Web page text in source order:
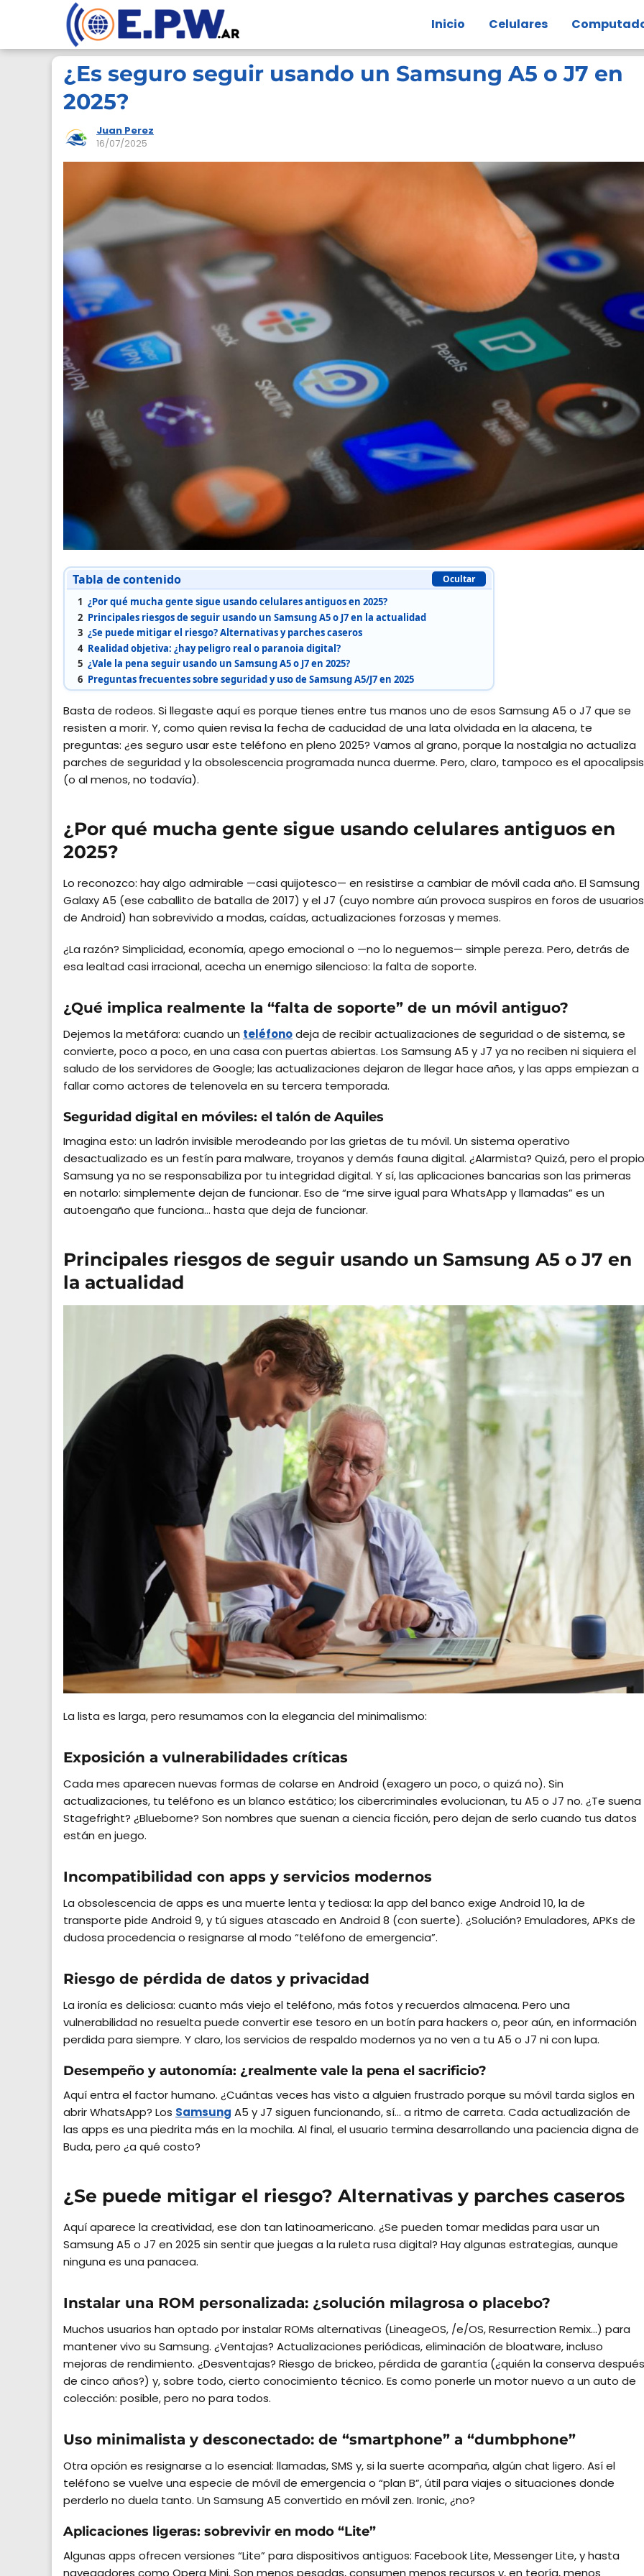
Inicio Celulares
¿Es seguro seguir usando un Samsung A5 o J7 en
2025?
Juan Perez
16/07/2025
Tabla de contenido Ocultar
1 ¿Por qué mucha gente sigue usando celulares antiguos en 2025?
2 Principales riesgos de seguir usando un Samsung A5 o J7 en la actualidad
3 ¿Se puede mitigar el riesgo? Alternativas y parches caseros
4 Realidad objetiva: ¿hay peligro real o paranoia digital?
5 ¿Vale la pena seguir usando un Samsung A5 o J7 en 2025?
6 Preguntas frecuentes sobre seguridad y uso de Samsung A5/J7 en 2025
Basta de rodeos. Si llegaste aquí es porque tienes entre tus manos uno de esos Samsung A5 o J7 que se
resisten a morir. Y, como quien revisa la fecha de caducidad de una lata olvidada en la alacena, te
preguntas: ¿es seguro usar este teléfono en pleno 2025? Vamos al grano, porque la nostalgia no actualiza
parches de seguridad y la obsolescencia programada nunca duerme. Pero, claro, tampoco es el apocalipsis
(o al menos, no todavía).
¿Por qué mucha gente sigue usando celulares antiguos en
2025?
Lo reconozco: hay algo admirable —casi quijotesco— en resistirse a cambiar de móvil cada año. El Samsung
Galaxy A5 (ese caballito de batalla de 2017) y el J7 (cuyo nombre aún provoca suspiros en foros de usuarios
de Android) han sobrevivido a modas, caídas, actualizaciones forzosas y memes.
¿La razón? Simplicidad, economía, apego emocional o —no lo neguemos— simple pereza. Pero, detrás de
esa lealtad casi irracional, acecha un enemigo silencioso: la falta de soporte.
¿Qué implica realmente la “falta de soporte” de un móvil antiguo?
Dejemos la metáfora: cuando un teléfonodeja de recibir actualizaciones de seguridad o de sistema, se
convierte, poco a poco, en una casa con puertas abiertas. Los Samsung A5 y J7 ya no reciben ni siquiera el
saludo de los servidores de Google; las actualizaciones dejaron de llegar hace años, y las apps empiezan a
fallar como actores de telenovela en su tercera temporada.
Seguridad digital en móviles: el talón de Aquiles
Imagina esto: un ladrón invisible merodeando por las grietas de tu móvil. Un sistema operativo
desactualizado es un festín para malware, troyanos y demás fauna digital. ¿Alarmista? Quizá, pero el propio
Samsung ya no se responsabiliza por tu integridad digital. Y sí, las aplicaciones bancarias son las primeras
en notarlo: simplemente dejan de funcionar. Eso de “me sirve igual para WhatsApp y llamadas” es un
autoengaño que funciona… hasta que deja de funcionar.
Principales riesgos de seguir usando un Samsung A5 o J7 en
la actualidad
La lista es larga, pero resumamos con la elegancia del minimalismo:
Exposición a vulnerabilidades críticas
Cada mes aparecen nuevas formas de colarse en Android (exagero un poco, o quizá no). Sin
actualizaciones, tu teléfono es un blanco estático; los cibercriminales evolucionan, tu A5 o J7 no. ¿Te suena
Stagefright? ¿Blueborne? Son nombres que suenan a ciencia ficción, pero dejan de serlo cuando tus datos
están en juego.
Incompatibilidad con apps y servicios modernos
La obsolescencia de apps es una muerte lenta y tediosa: la app del banco exige Android 10, la de
transporte pide Android 9, y tú sigues atascado en Android 8 (con suerte). ¿Solución? Emuladores, APKs de
dudosa procedencia o resignarse al modo “teléfono de emergencia”.
Riesgo de pérdida de datos y privacidad
La ironía es deliciosa: cuanto más viejo el teléfono, más fotos y recuerdos almacena. Pero una
vulnerabilidad no resuelta puede convertir ese tesoro en un botín para hackers o, peor aún, en información
perdida para siempre. Y claro, los servicios de respaldo modernos ya no ven a tu A5 o J7 ni con lupa.
Desempeño y autonomía: ¿realmente vale la pena el sacrificio?
Aquí entra el factor humano. ¿Cuántas veces has visto a alguien frustrado porque su móvil tarda siglos en
abrir WhatsApp? Los Samsung A5 y J7 siguen funcionando, sí… a ritmo de carreta. Cada actualización de
las apps es una piedrita más en la mochila. Al final, el usuario termina desarrollando una paciencia digna de
Buda, pero ¿a qué costo?
¿Se puede mitigar el riesgo? Alternativas y parches caseros
Aquí aparece la creatividad, ese don tan latinoamericano. ¿Se pueden tomar medidas para usar un
Samsung A5 o J7 en 2025 sin sentir que juegas a la ruleta rusa digital? Hay algunas estrategias, aunque
ninguna es una panacea.
Instalar una ROM personalizada: ¿solución milagrosa o placebo?
Muchos usuarios han optado por instalar ROMs alternativas (LineageOS, /e/OS, Resurrection Remix…) para
mantener vivo su Samsung. ¿Ventajas? Actualizaciones periódicas, eliminación de bloatware, incluso
mejoras de rendimiento. ¿Desventajas? Riesgo de brickeo, pérdida de garantía (¿quién la conserva después
de cinco años?) y, sobre todo, cierto conocimiento técnico. Es como ponerle un motor nuevo a un auto de
colección: posible, pero no para todos.
Uso minimalista y desconectado: de “smartphone” a “dumbphone”
Otra opción es resignarse a lo esencial: llamadas, SMS y, si la suerte acompaña, algún chat ligero. Así el
teléfono se vuelve una especie de móvil de emergencia o “plan B”, útil para viajes o situaciones donde
perderlo no duela tanto. Un Samsung A5 convertido en móvil zen. Ironic, ¿no?
Aplicaciones ligeras: sobrevivir en modo “Lite”
Algunas apps ofrecen versiones “Lite” para dispositivos antiguos: Facebook Lite, Messenger Lite, y hasta
navegadores como Opera Mini. Son menos pesadas, consumen menos recursos y, en teoría, menos